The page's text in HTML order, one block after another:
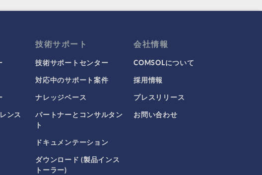
ンス
技術サポート
技術サポートセンター
対応中のサポート案件
ナレッジベース
パートナーとコンサルタン
ト
ドキュメンテーション
ダウンロード (製品インス
トーラー)
会社情報
COMSOLについて
採用情報
プレスリリース
お問い合わせ